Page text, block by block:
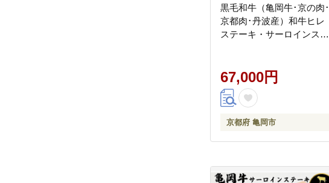
黒毛和牛（亀岡牛･京の肉･
京都肉･丹波産）和牛ヒレ
ステーキ・サーロインステ
67,000円
京都府 亀岡市